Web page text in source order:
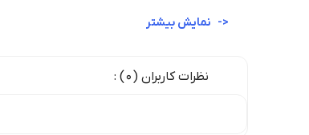
نظرات کاربران (0) :